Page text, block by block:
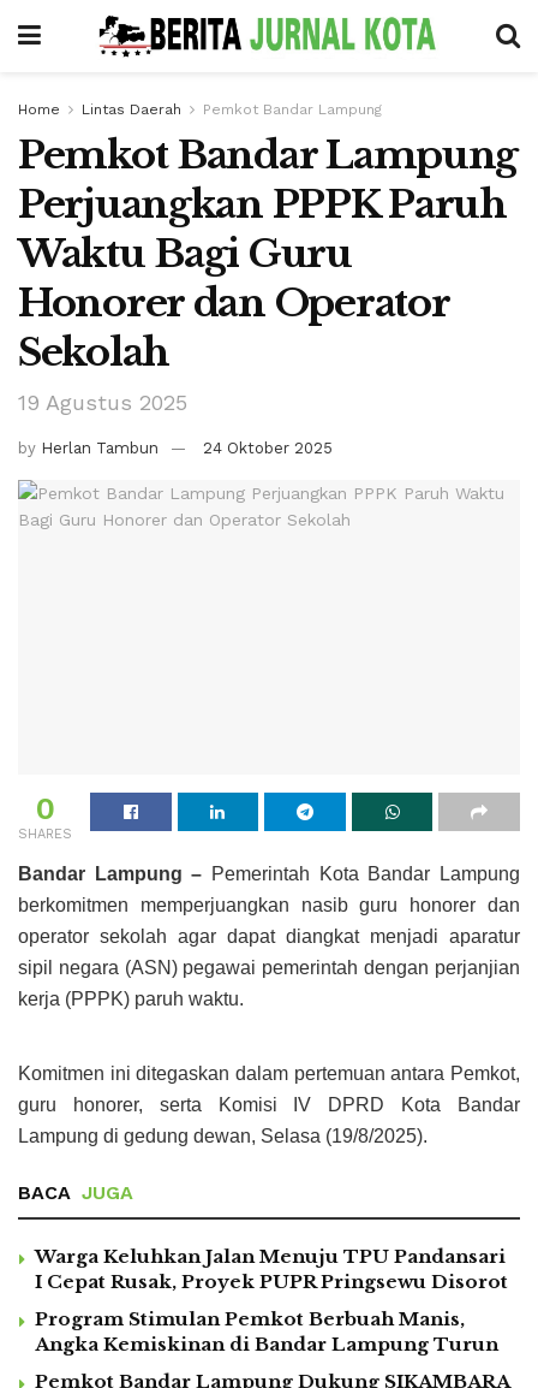
Home Lintas Daerah Pemkot Bandar Lampung
Pemkot Bandar Lampung
Perjuangkan PPPK Paruh
Waktu Bagi Guru
Honorer dan Operator
Sekolah
19 Agustus 2025
by Herlan Tambun 24 Oktober 2025
0
SHARES
Bandar Lampung – Pemerintah Kota Bandar Lampung
berkomitmen memperjuangkan nasib guru honorer dan
operator sekolah agar dapat diangkat menjadi aparatur
sipil negara (ASN) pegawai pemerintah dengan perjanjian
kerja (PPPK) paruh waktu.
Komitmen ini ditegaskan dalam pertemuan antara Pemkot,
guru honorer, serta Komisi IV DPRD Kota Bandar
Lampung di gedung dewan, Selasa (19/8/2025).
BACA JUGA
Warga Keluhkan Jalan Menuju TPU Pandansari
I Cepat Rusak, Proyek PUPR Pringsewu Disorot
Program Stimulan Pemkot Berbuah Manis,
Angka Kemiskinan di Bandar Lampung Turun
Pemkot Bandar Lampung Dukung SIKAMBARA